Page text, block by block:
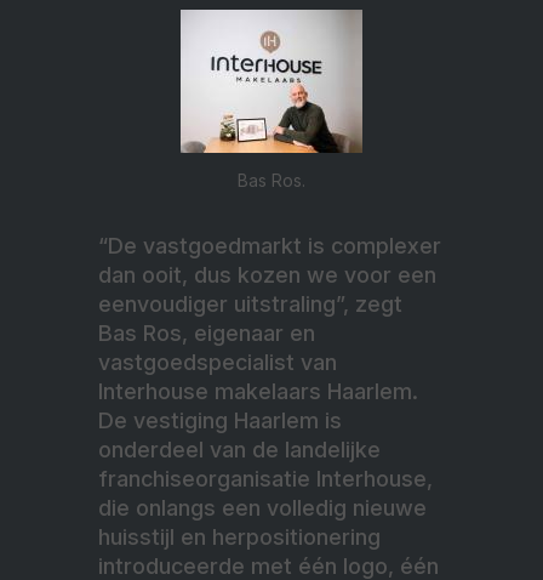
Bas Ros.
“De vastgoedmarkt is complexer
dan ooit, dus kozen we voor een
eenvoudiger uitstraling”, zegt
Bas Ros, eigenaar en
vastgoedspecialist van
Interhouse makelaars Haarlem.
De vestiging Haarlem is
onderdeel van de landelijke
franchiseorganisatie Interhouse,
die onlangs een volledig nieuwe
huisstijl en herpositionering
introduceerde met één logo, één